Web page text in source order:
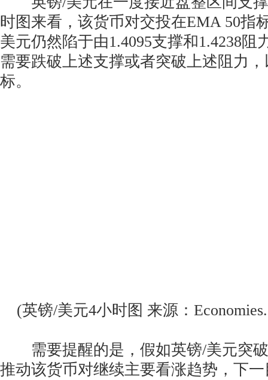
时图来看，该货币对交投在EMA 50指
美元仍然陷于由1.4095支撑和1.4238阻
需要跌破上述支撑或者突破上述阻力
标。
(英镑/美元4小时图 来源：
需要提醒的是，假如英镑/美元突破
推动该货币对继续主要看涨趋势，下一